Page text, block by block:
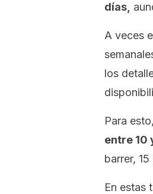
días,
A veces
los
Para
entre 10
barrer,
En estas